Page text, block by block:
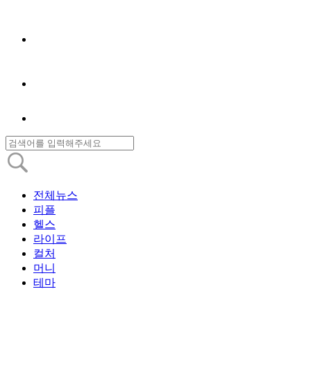
전체뉴스
피플
헬스
라이프
컬처
머니
테마